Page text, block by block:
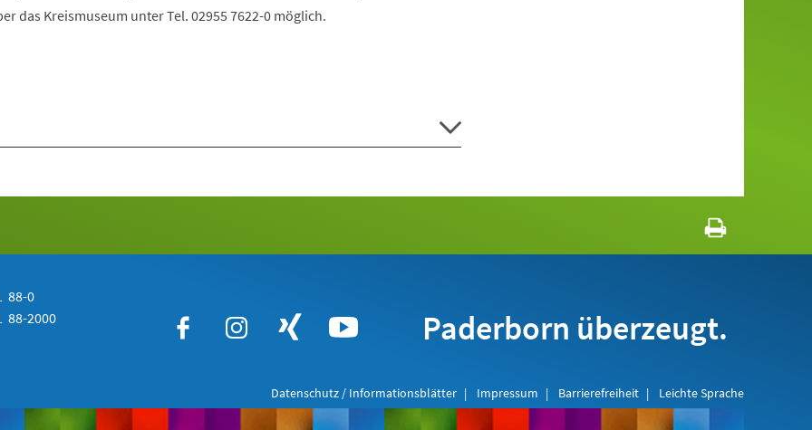
das Kreismuseum unter Tel. 02955 7622-0 möglich.
88-0
88-2000 Paderborn überzeugt.
Datenschutz / Informationsblätter Impressum Barrierefreiheit Leichte Sprache